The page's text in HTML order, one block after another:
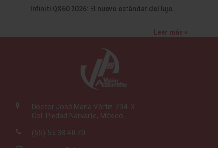
Infiniti QX60 2026: El nuevo estándar del lujo.
Leer más »
Doctor José María Vértiz 734-3
Col. Piedad Narvarte, México
(55) 55.38.40.70